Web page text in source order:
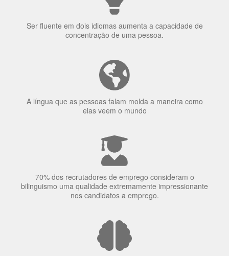
Ser fluente em dois idiomas aumenta a capacidade de
concentração de uma pessoa.
A língua que as pessoas falam molda a maneira como
elas veem o mundo
70% dos recrutadores de emprego consideram o
bilinguismo uma qualidade extremamente impressionante
nos candidatos a emprego.